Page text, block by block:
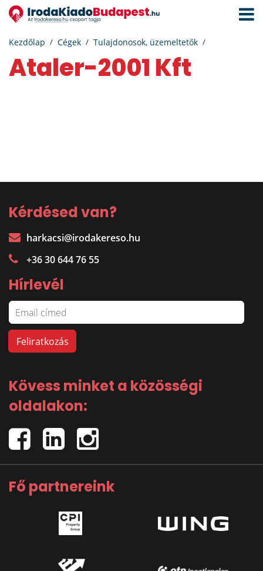
Kezdőlap Cégek Tulajdonosok, üzemeltetők
Ataler-2001 Kft
Kérdésed van?
harkacsi@irodakereso.hu
+36 30 644 76 55
Hírlevél
Kövess minket a közösségi
oldalakon:
Fő partnereink